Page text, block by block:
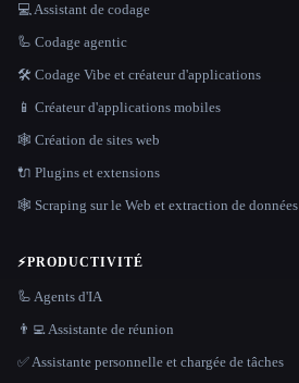
💻 Assistant de codage
🦾 Codage agentic
🛠️ Codage Vibe et créateur d'applications
📱 Créateur d'applications mobiles
🕸 Création de sites web
🔌 Plugins et extensions
🕸️ Scraping sur le Web et extraction de données
⚡PRODUCTIVITÉ
🦾 Agents d'IA
👨‍💻 Assistante de réunion
✅ Assistante personnelle et chargée de tâches